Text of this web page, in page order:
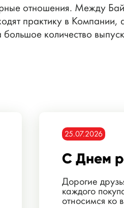
отношения. Между
практику в
количество
25.07.2026
С Днем
Дорогие
каждого
относимся